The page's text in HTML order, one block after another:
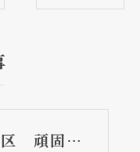
大阪市北区 頑固な水アカはなかなか取れない・・・